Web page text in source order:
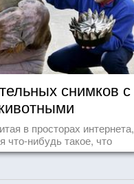
снимков с
в просторах интернета,
что-нибудь такое, что
улыбнуться, удивиться,